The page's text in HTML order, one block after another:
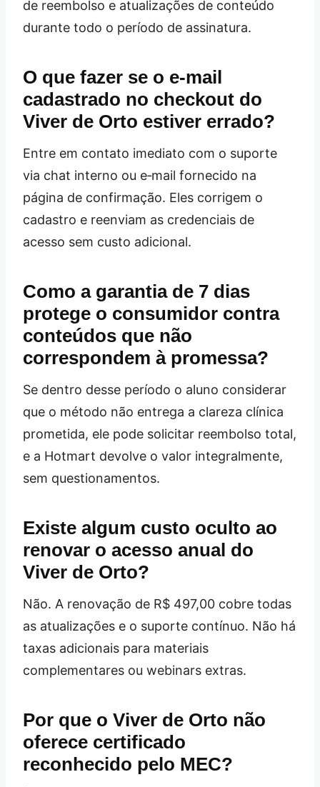
de reembolso e atualizações de conteúdo
durante todo o período de assinatura.
O que fazer se o e‑mail
cadastrado no checkout do
Viver de Orto estiver errado?
Entre em contato imediato com o suporte
via chat interno ou e‑mail fornecido na
página de confirmação. Eles corrigem o
cadastro e reenviam as credenciais de
acesso sem custo adicional.
Como a garantia de 7 dias
protege o consumidor contra
conteúdos que não
correspondem à promessa?
Se dentro desse período o aluno considerar
que o método não entrega a clareza clínica
prometida, ele pode solicitar reembolso total,
e a Hotmart devolve o valor integralmente,
sem questionamentos.
Existe algum custo oculto ao
renovar o acesso anual do
Viver de Orto?
Não. A renovação de R$ 497,00 cobre todas
as atualizações e o suporte contínuo. Não há
taxas adicionais para materiais
complementares ou webinars extras.
Por que o Viver de Orto não
oferece certificado
reconhecido pelo MEC?